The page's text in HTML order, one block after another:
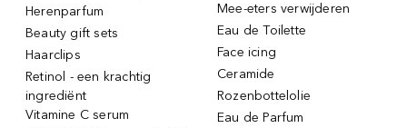
Herenparfum
Beauty gift sets
Haarclips
Retinol - een krachtig
ingrediënt
Vitamine C serum
Mee-eters verwijderen
Eau de Toilette
Face icing
Ceramide
Rozenbottelolie
Eau de Parfum